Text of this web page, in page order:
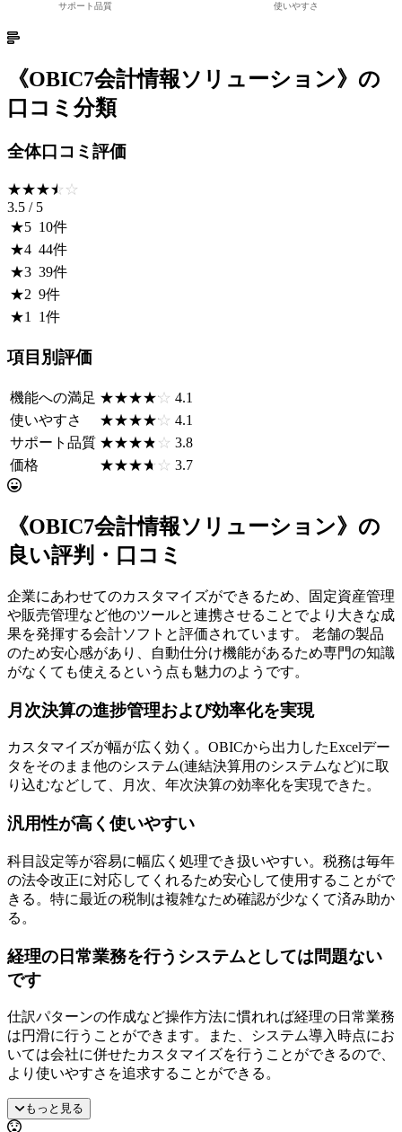
《OBIC7会計情報ソリューション》の
口コミ分類
全体口コミ評価
☆☆☆☆☆
★★★★★
3.5 / 5
★5 10件
★4 44件
★3 39件
★2 9件
★1 1件
項目別評価
機能への満足 ☆☆☆☆☆
★★★★★ 4.1
使いやすさ
☆☆☆☆☆
★★★★★ 4.1
サポート品質 ☆☆☆☆☆
★★★★★ 3.8
価格
☆☆☆☆☆
★★★★★ 3.7
《OBIC7会計情報ソリューション》の
良い評判・口コミ
企業にあわせてのカスタマイズができるため、固定資産管理
や販売管理など他のツールと連携させることでより大きな成
果を発揮する会計ソフトと評価されています。 老舗の製品
のため安心感があり、自動仕分け機能があるため専門の知識
がなくても使えるという点も魅力のようです。
月次決算の進捗管理および効率化を実現
カスタマイズが幅が広く効く。OBICから出力したExcelデー
タをそのまま他のシステム(連結決算用のシステムなど)に取
り込むなどして、月次、年次決算の効率化を実現できた。
汎用性が高く使いやすい
科目設定等が容易に幅広く処理でき扱いやすい。税務は毎年
の法令改正に対応してくれるため安心して使用することがで
きる。特に最近の税制は複雑なため確認が少なくて済み助か
る。
経理の日常業務を行うシステムとしては問題ない
です
仕訳パターンの作成など操作方法に慣れれば経理の日常業務
は円滑に行うことができます。また、システム導入時点にお
いては会社に併せたカスタマイズを行うことができるので、
より使いやすさを追求することができる。
もっと見る